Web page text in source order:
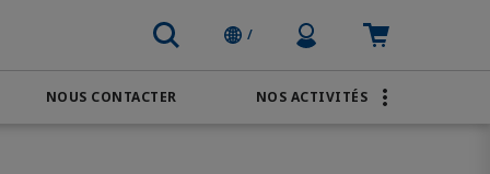
/ Profile IconPanier :
NOUS CONTACTER NOS ACTIVITÉS